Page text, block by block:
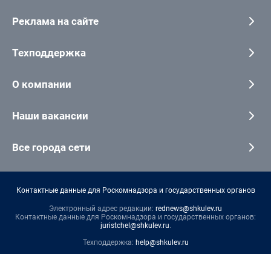
Реклама на сайте
Техподдержка
О компании
Наши вакансии
Все города сети
Контактные данные для Роскомнадзора и государственных органов
Электронный адрес редакции: rednews@shkulev.ru
Контактные данные для Роскомнадзора и государственных органов:
juristchel@shkulev.ru.
Техподдержка: help@shkulev.ru